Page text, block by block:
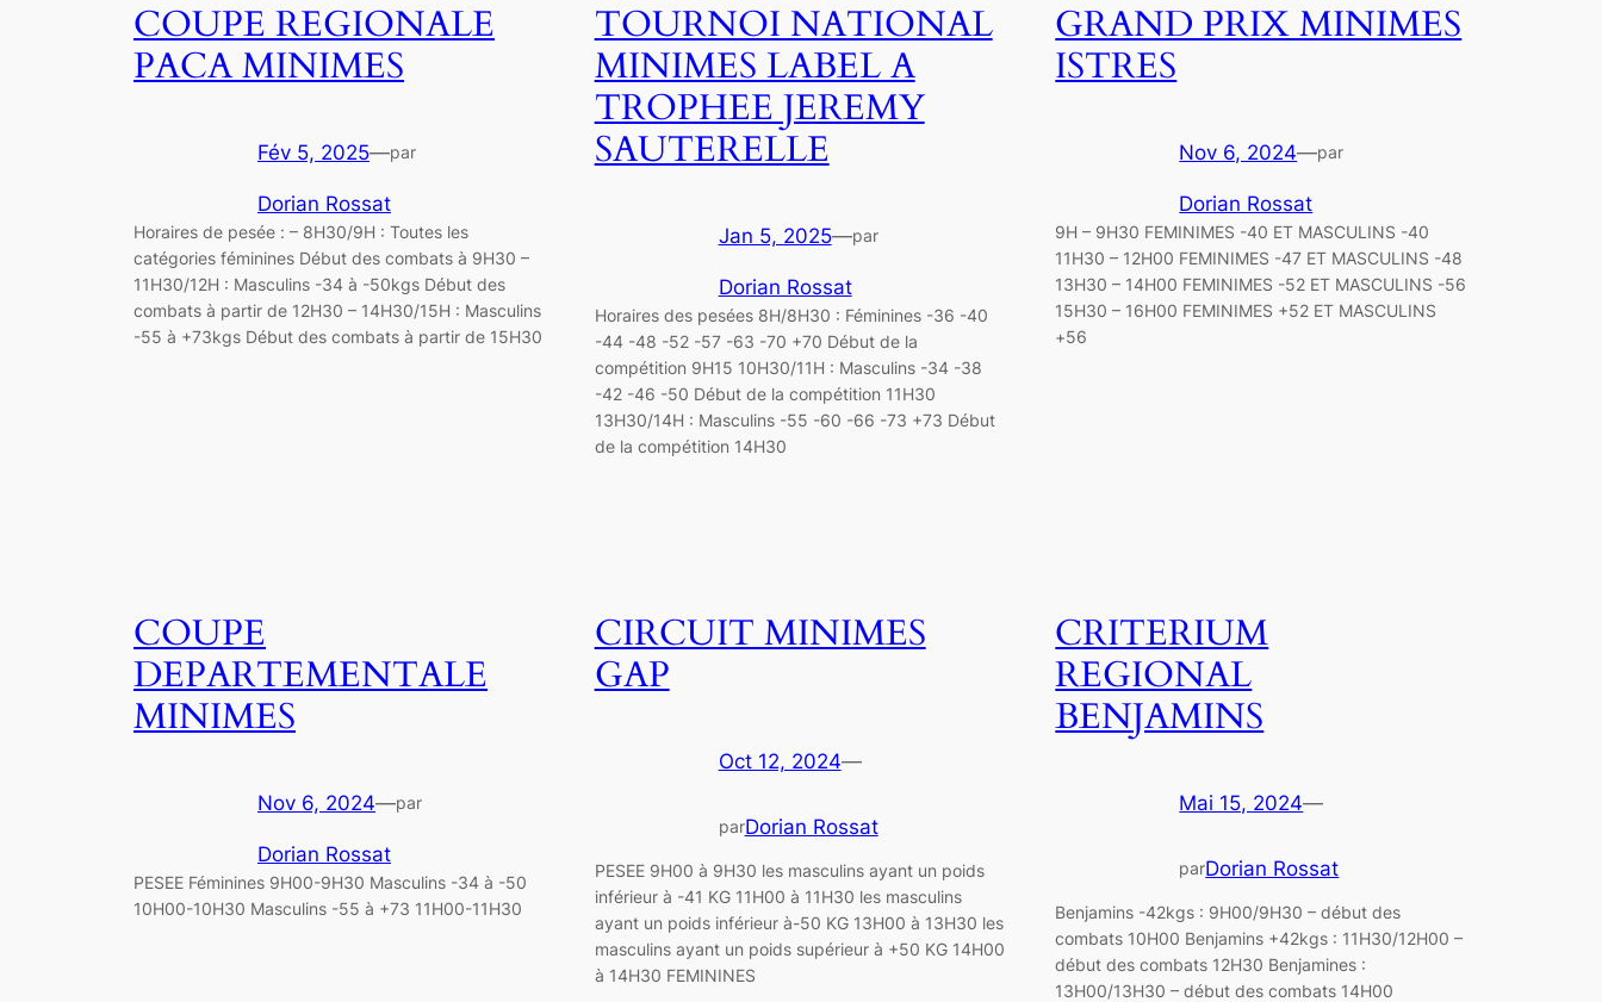
COUPE REGIONALE
PACA MINIMES
Fév 5, 2025—par
Dorian Rossat
Horaires de pesée : – 8H30/9H : Toutes les
catégories féminines Début des combats à 9H30 –
11H30/12H : Masculins -34 à -50kgs Début des
combats à partir de 12H30 – 14H30/15H : Masculins
-55 à +73kgs Début des combats à partir de 15H30
TOURNOI NATIONAL
MINIMES LABEL A
TROPHEE JEREMY
SAUTERELLE
Jan 5, 2025—par
Dorian Rossat
Horaires des pesées 8H/8H30 : Féminines -36 -40
-44 -48 -52 -57 -63 -70 +70 Début de la
compétition 9H15 10H30/11H : Masculins -34 -38
-42 -46 -50 Début de la compétition 11H30
13H30/14H : Masculins -55 -60 -66 -73 +73 Début
de la compétition 14H30
GRAND PRIX MINIMES
ISTRES
Nov 6, 2024—par
Dorian Rossat
9H – 9H30 FEMINIMES -40 ET MASCULINS -40
11H30 – 12H00 FEMINIMES -47 ET MASCULINS -48
13H30 – 14H00 FEMINIMES -52 ET MASCULINS -56
15H30 – 16H00 FEMINIMES +52 ET MASCULINS
+56
COUPE
DEPARTEMENTALE
MINIMES
Nov 6, 2024—par
Dorian Rossat
PESEE Féminines 9H00-9H30 Masculins -34 à -50
10H00-10H30 Masculins -55 à +73 11H00-11H30
CIRCUIT MINIMES
GAP
Oct 12, 2024—
parDorian Rossat
PESEE 9H00 à 9H30 les masculins ayant un poids
inférieur à -41 KG 11H00 à 11H30 les masculins
ayant un poids inférieur à-50 KG 13H00 à 13H30 les
masculins ayant un poids supérieur à +50 KG 14H00
à 14H30 FEMININES
CRITERIUM
REGIONAL
BENJAMINS
Mai 15, 2024—
parDorian Rossat
Benjamins -42kgs : 9H00/9H30 – début des
combats 10H00 Benjamins +42kgs : 11H30/12H00 –
début des combats 12H30 Benjamines :
13H00/13H30 – début des combats 14H00